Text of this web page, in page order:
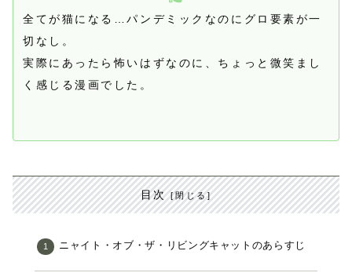
全てが猫になる…パンデミックなのにグロ要素が一
切なし。
実際にあったら怖いはずなのに、ちょっと微笑まし
く感じる漫画でした。
目次
ニャイト・オブ・ザ・リビングキャットのあらすじ